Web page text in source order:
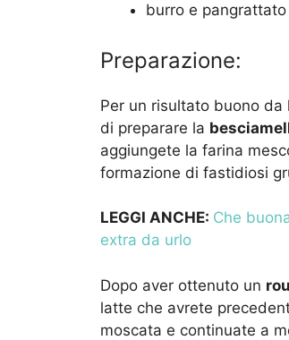
burro e
Preparazione:
Per un risultato buono
di preparare la
aggiungete la farina
formazione di fastidiosi
LEGGI ANCHE: Che
extra da urlo
Dopo aver ottenuto un
latte che avrete
moscata e continuate a